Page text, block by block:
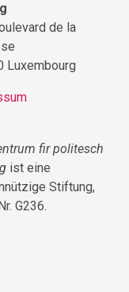
de la
Luxembourg
fir politesch
ist eine
Stiftung,
G236.